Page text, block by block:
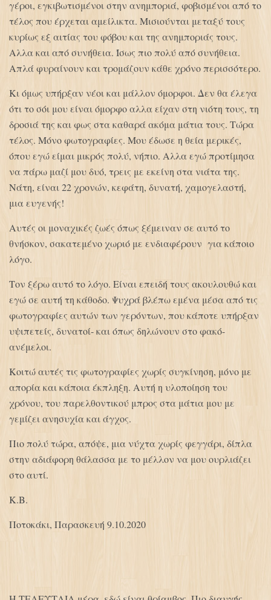
γέροι, εγκιβωτισμένοι στην ανημποριά, φοβισμένοι από το
τέλος που έρχεται αμείλικτα. Μισιούνται μεταξύ τους
κυρίως εξ αιτίας του φόβου και της ανημποριάς τους.
Αλλα και από συνήθεια. Ίσως πιο πολύ από συνήθεια.
Απλά φυραίνουν και τρομάζουν κάθε χρόνο περισσότερο.
Κι όμως υπήρξαν νέοι και μάλλον όμορφοι. Δεν θα έλεγα
ότι το σόι μου είναι όμορφο αλλα είχαν στη νιότη τους, τη
δροσιά της και φως στα καθαρά ακόμα μάτια τους. Τώρα
τέλος. Μόνο φωτογραφίες. Μου έδωσε η θεία μερικές,
όπου εγώ είμαι μικρός πολύ, νήπιο. Αλλα εγώ προτίμησα
να πάρω μαζί μου δυό, τρεις με εκείνη στα νιάτα της.
Νάτη, είναι 22 χρονών, κεφάτη, δυνατή, χαμογελαστή,
μια ευγενής!
Αυτές οι μοναχικές ζωές όπως ξέμειναν σε αυτό το
θνήσκον, σακατεμένο χωριό με ενδιαφέρουν για κάποιο
λόγο.
Τον ξέρω αυτό το λόγο. Είναι επειδή τους ακουλουθώ και
εγώ σε αυτή τη κάθοδο. Ψυχρά βλέπω εμένα μέσα από τις
φωτογραφίες αυτών των γερόντων, που κάποτε υπήρξαν
υψιπετείς, δυνατοί- και όπως δηλώνουν στο φακό-
ανέμελοι.
Κοιτώ αυτές τις φωτογραφίες χωρίς συγκίνηση, μόνο με
απορία και κάποια έκπληξη. Αυτή η υλοποίηση του
χρόνου, του παρελθοντικού μπρος στα μάτια μου με
γεμίζει ανησυχία και άγχος.
Πιο πολύ τώρα, απόψε, μια νύχτα χωρίς φεγγάρι, δίπλα
στην αδιάφορη θάλασσα με το μέλλον να μου ουρλιάζει
στο αυτί.
Κ.Β.
Ποτοκάκι, Παρασκευή 9.10.2020